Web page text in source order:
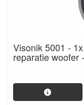
Visonik 5001 -
reparatie woofer